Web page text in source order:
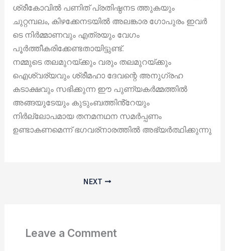
ശ്രീകോവിൽ പണിത് പ്രതിഷ്ഠനട ത്തുകയും
ചുറ്റമ്പലം, കിഴക്കേനടയിൽ അലങ്കാര ഗോപുരം ഇവർ
ടെ നിർമ്മാണവും എത്രയും വേഗം
പൂർത്തീകരിക്കേണ്ടതായിട്ടുണ്ട്.
നമ്മുടെ തലമുറയ്ക്കും വരും തലമുറയ്ക്കും
ഐശ്വര്യവും ശ്രീമഹാ ദേവന്റെ അനുഗ്രഹ
കടാക്ഷവും സഭിക്കുന്ന ഈ പുണ്യകർമ്മത്തിൽ
അങ്ങയുടേയും കുടുംബത്തിൻ്റേയും
നിർല്ലോപമായ തനമനഥന സമർപ്പണം
ഉണ്ടാകണമെന്ന് ഭഗവര്‌നാരത്തിൽ അഭ്യർത്ഥിക്കുന്നു
NEXT
Leave a Comment